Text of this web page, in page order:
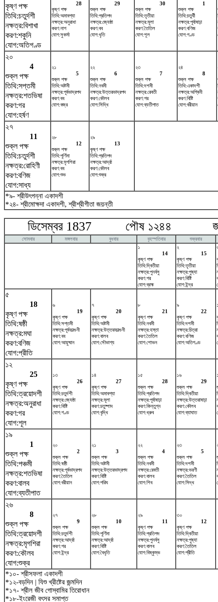
কৃষ্ণ পক্ষ
তিথি:চতুর্দশী
নক্ষত্র:বিশাখা
করণ:শকুনি
যোগ:অতিগণ্ড
28
কৃষ্ণ পক্ষ
তিথি:অমাবশ্যা
নক্ষত্র:অনুরাধা
করণ:নাগ
যোগ:সুকর্মা
29
শুক্ল পক্ষ
তিথি:প্রতিপদ
নক্ষত্র:জ্যেষ্ঠা
করণ:বব
যোগ:ধৃতি
30
শুক্ল পক্ষ
তিথি:তৃতীয়া
নক্ষত্র:মূলা
করণ:তৈতিল
যোগ:শূল
1
শুক্ল পক্ষ
তিথি:চতুর্থী
নক্ষত্র:পূর্বাষাঢ়া
করণ:বণিজ
যোগ:গণ্ড
২০
4
শুক্ল পক্ষ
তিথি:সপ্তমী
নক্ষত্র:শতভিষ‌া
করণ:গর
যোগ:হর্ষণ
২১
5
শুক্ল পক্ষ
তিথি:অষ্টমী
নক্ষত্র:পূর্বভাদ্রপদ
করণ:বব
যোগ:বজ্র
২২
6
শুক্ল পক্ষ
তিথি:নবমী
নক্ষত্র:উত্তরভাদ্রপদ
করণ:কৌলব
যোগ:সিদ্ধি
২৩
7
শুক্ল পক্ষ
তিথি:দশমী
নক্ষত্র:রেবতী
করণ:গর
যোগ:ব্যতীপাত
২৪
8
শুক্ল পক্ষ
তিথি:একাদশী
নক্ষত্র:অশ্বিনী
করণ:বিষ্টি
যোগ:বরীয়ান
২৭
11
শুক্ল পক্ষ
তিথি:চতুর্দশী
নক্ষত্র:রোহিণী
করণ:বণিজ
যোগ:সাধ্য
২৮
12
শুক্ল পক্ষ
তিথি:পূর্ণিমা
নক্ষত্র:মৃগশিরা
করণ:বব
যোগ:শুভ
২৯
13
কৃষ্ণ পক্ষ
তিথি:প্রতিপদ
নক্ষত্র:আর্দ্রা
করণ:কৌলব
যোগ:শুক্র
*৯- শ্রীউৎপন্না একাদশী
*২৪- শ্রীমোক্ষদা একাদশী, শ্রীশ্রীগীতা জয়ন্তী
ডিসেম্বর 1837 পৌষ ১২৪৪
সোমবার মঙ্গলবার বুধবার বৃহস্পতিবার
শুক্রবার
১
14
কৃষ্ণ পক্ষ
তিথি:দ্বিতীয়া
নক্ষত্র:পুনর্বসু
করণ:গর
যোগ:ব্রহ্ম
২
15
কৃষ্ণ পক্ষ
তিথি:তৃতীয়া
নক্ষত্র:পুষ্যা
করণ:বিষ্টি
যোগ:ইন্দ্র
৫
18
কৃষ্ণ পক্ষ
তিথি:ষষ্ঠী
নক্ষত্র:মঘা
করণ:বণিজ
যোগ:প্রীতি
৬
19
কৃষ্ণ পক্ষ
তিথি:সপ্তমী
নক্ষত্র:পূর্বফাল্গুনী
করণ:বব
যোগ:আয়ুষ্মান
৭
20
কৃষ্ণ পক্ষ
তিথি:অষ্টমী
নক্ষত্র:উত্তরফাল্গুনী
করণ:বালব
যোগ:সৌভাগ্য
৮
21
কৃষ্ণ পক্ষ
তিথি:নবমী
নক্ষত্র:হস্তা
করণ:তৈতিল
যোগ:শোভন
৯
22
কৃষ্ণ পক্ষ
তিথি:দশমী
নক্ষত্র:চিত্রা
করণ:বণিজ
যোগ:অতিগণ্ড
১২
25
কৃষ্ণ পক্ষ
তিথি:ত্রয়োদশী
নক্ষত্র:অনুরাধা
করণ:গর
যোগ:শূল
১৩
26
কৃষ্ণ পক্ষ
তিথি:চতুর্দশী
নক্ষত্র:জ্যেষ্ঠা
করণ:বিষ্টি
যোগ:গণ্ড
১৪
27
কৃষ্ণ পক্ষ
তিথি:অমাবশ্যা
নক্ষত্র:মূলা
করণ:চতুষ্পাদ
যোগ:বৃদ্ধি
১৫
28
শুক্ল পক্ষ
তিথি:প্রতিপদ
নক্ষত্র:পূর্বাষাঢ়া
করণ:কিন্তুগ্ন
যোগ:ধ্রুব
১৬
29
শুক্ল পক্ষ
তিথি:দ্বিতীয়া
নক্ষত্র:উত্তরাষাঢ়া
করণ:কৌলব
যোগ:ব্যাঘাত
১৯
1
শুক্ল পক্ষ
তিথি:পঞ্চমী
নক্ষত্র:শতভিষ‌া
করণ:বালব
যোগ:ব্যতীপাত
২০
2
শুক্ল পক্ষ
তিথি:ষষ্ঠী
নক্ষত্র:পূর্বভাদ্রপদ
করণ:তৈতিল
যোগ:বরীয়ান
২১
3
শুক্ল পক্ষ
তিথি:অষ্টমী
নক্ষত্র:উত্তরভাদ্রপদ
করণ:বিষ্টি
যোগ:পরিঘ
২২
4
শুক্ল পক্ষ
তিথি:নবমী
নক্ষত্র:রেবতী
করণ:বালব
যোগ:শিব
২৩
5
শুক্ল পক্ষ
তিথি:দশমী
নক্ষত্র:ভরণী
করণ:তৈতিল
যোগ:সিদ্ধ
২৬
8
শুক্ল পক্ষ
তিথি:ত্রয়োদশী
নক্ষত্র:মৃগশিরা
করণ:কৌলব
যোগ:শুক্র
২৭
9
শুক্ল পক্ষ
তিথি:চতুর্দশী
নক্ষত্র:আর্দ্রা
করণ:গর
যোগ:ইন্দ্র
২৮
10
শুক্ল পক্ষ
তিথি:পূর্ণিমা
নক্ষত্র:আর্দ্রা
করণ:বিষ্টি
যোগ:বৈধৃতি
২৯
11
কৃষ্ণ পক্ষ
তিথি:প্রতিপদ
নক্ষত্র:পুনর্বসু
করণ:বালব
যোগ:বিষ্কুম্ভ
৩০
12
কৃষ্ণ পক্ষ
তিথি:দ্বিতীয়া
নক্ষত্র:পুষ্যা
করণ:তৈতিল
যোগ:প্রীতি
*১০- শ্রীসফলা একাদশী
*১২-বড়দিন | যিশু খ্রীষ্টের জন্মদিন
*১৭- শ্রীল জীব গোস্বামির তিরোধান
*১৮-ইংরেজী বৎসর সমাপ্ত